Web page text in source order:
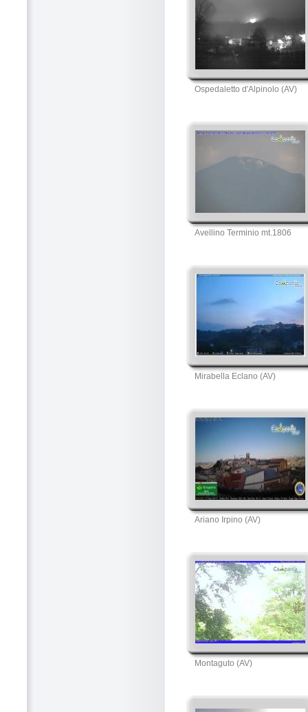
Ospedaletto d'Alpinolo (AV)
Avellino Terminio mt.1806
Mirabella Eclano (AV)
Ariano Irpino (AV)
Montaguto (AV)